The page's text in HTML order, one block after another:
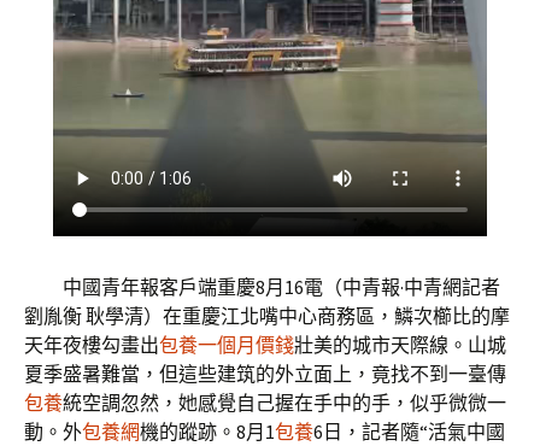
中國青年報客戶端重慶8月16電（中青報·中青網記者
劉胤衡 耿學清）在重慶江北嘴中心商務區，鱗次櫛比的摩
天年夜樓勾畫出包養一個月價錢壯美的城市天際線。山城
夏季盛暑難當，但這些建筑的外立面上，竟找不到一臺傳
包養統空調忽然，她感覺自己握在手中的手，似乎微微一
動。外包養網機的蹤跡。8月1包養6日，記者隨“活氣中國